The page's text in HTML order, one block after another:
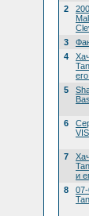
2
3
4
5
6
7
и
8